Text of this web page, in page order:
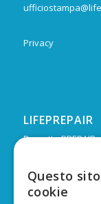
Privacy
LIFEPREPAIR
Progetto PREPAIR
Durata: Febbraio
Budget:
europeo
Capofila:
Questo
cookie